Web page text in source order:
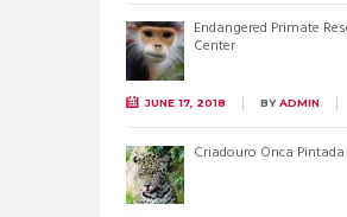
Endangered Primate
Center
JUNE 17, 2018 BYADMIN
Criadouro Onca Pintada